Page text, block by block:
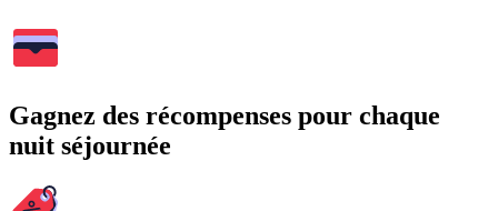
Gagnez des récompenses pour chaque
nuit séjournée